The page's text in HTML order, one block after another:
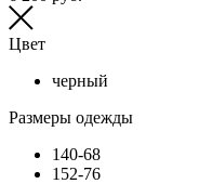
Цвет
черный
Размеры одежды
140-68
152-76